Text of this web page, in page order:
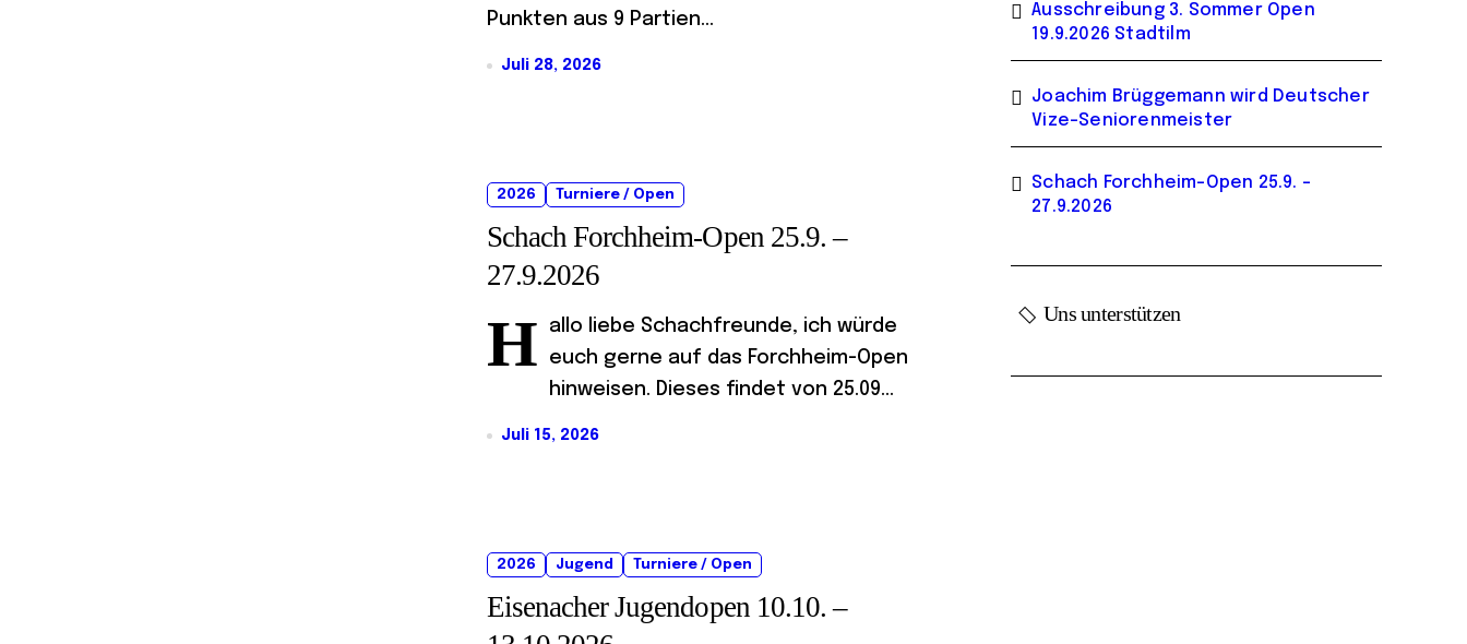
Punkten aus 9 Partien...
Juli 28, 2026
2026 Turniere / Open
Schach Forchheim-Open 25.9. –
27.9.2026
H
allo liebe Schachfreunde, ich würde
euch gerne auf das Forchheim-Open
hinweisen. Dieses findet von 25.09...
Juli 15, 2026
2026 Jugend Turniere / Open
Eisenacher Jugendopen 10.10. –
Ausschreibung 3. Sommer Open
19.9.2026 Stadtilm
Joachim Brüggemann wird Deutscher
Vize-Seniorenmeister
Schach Forchheim-Open 25.9. –
27.9.2026
Uns unterstützen